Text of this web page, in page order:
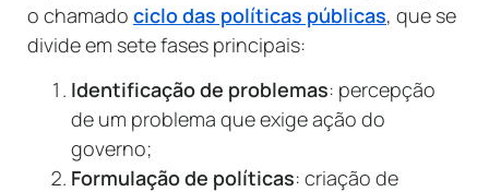
o chamado ciclo das políticas públicas, que se
divide em sete fases principais:
Identificação de problemas: percepção
de um problema que exige ação do
governo;
Formulação de políticas: criação de